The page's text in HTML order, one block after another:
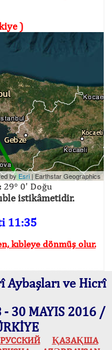
)
byEsri |Earthstar Geographics
29° 0' Doğu
istikâmetidir.
11:35
kıbleye dönmüş olur.
Aybaşları ve Hicrî
30 MAYIS 2016 /
РУССКИЙ
ҚАЗАҚША